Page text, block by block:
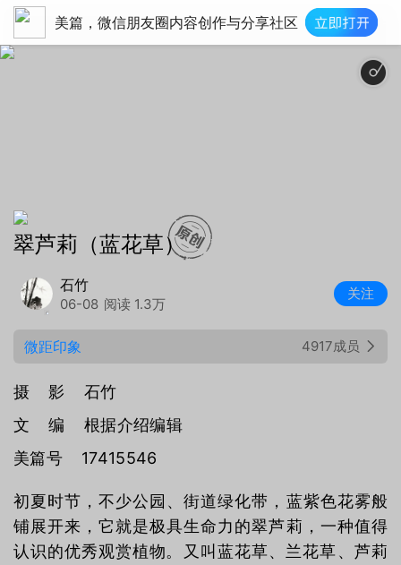
美篇，微信朋友圈内容创作与分享社区
翠芦莉（蓝花草）
石竹
06-08 阅读 1.3万
关注
微距印象 4917成员
摄 影 石竹
文 编 根据介绍编辑
美篇号 17415546
初夏时节，不少公园、街道绿化带，蓝紫色花雾般
铺展开来，它就是极具生命力的翠芦莉，一种值得
认识的优秀观赏植物。‌又叫蓝花草‌、兰花草‌、芦莉
安静 舒